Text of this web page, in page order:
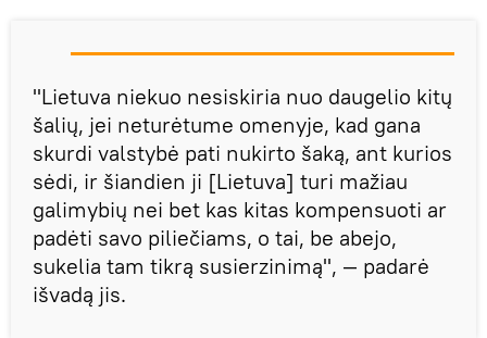
"Lietuva niekuo nesiskiria nuo daugelio kitų
šalių, jei neturėtume omenyje, kad gana
skurdi valstybė pati nukirto šaką, ant kurios
sėdi, ir šiandien ji [Lietuva] turi mažiau
galimybių nei bet kas kitas kompensuoti ar
padėti savo piliečiams, o tai, be abejo,
sukelia tam tikrą susierzinimą", — padarė
išvadą jis.